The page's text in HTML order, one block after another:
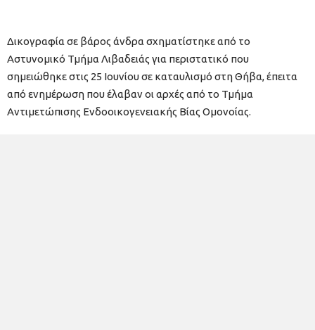
Δικογραφία σε βάρος άνδρα σχηματίστηκε από το
Αστυνομικό Τμήμα Λιβαδειάς για περιστατικό που
σημειώθηκε στις 25 Ιουνίου σε καταυλισμό στη Θήβα, έπειτα
από ενημέρωση που έλαβαν οι αρχές από το Τμήμα
Αντιμετώπισης Ενδοοικογενειακής Βίας Ομονοίας.